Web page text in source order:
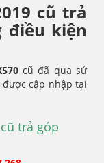
cũ trả
điều kiện
cũ đã qua sử
cập nhập tại
trả góp